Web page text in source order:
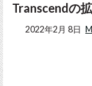
Transcendの
2022年2月 8日